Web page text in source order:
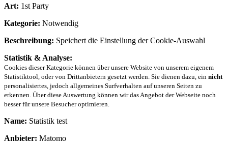
Art: 1st Party
Kategorie: Notwendig
Beschreibung: Speichert die Einstellung der Cookie-Auswahl
Statistik & Analyse:
Cookies dieser Kategorie können über unsere Website von unserem eigenem
Statistiktool, oder von Drittanbietern gesetzt werden. Sie dienen dazu, ein nicht
personalisiertes, jedoch allgemeines Surfverhalten auf unseren Seiten zu
erkennen. Über diese Auswertung können wir das Angebot der Webseite noch
besser für unsere Besucher optimieren.
Name: Statistik test
Anbieter: Matomo